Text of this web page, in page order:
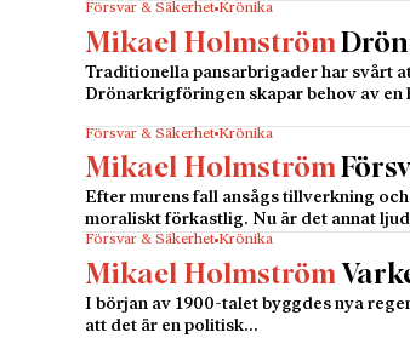
Försvar & Säkerhet Krönika
Mikael Holmström
Traditionella pansarbrigader har svårt
Drönarkrigföringen skapar behov av en
Försvar & Säkerhet Krönika
Mikael Holmström
Efter murens fall ansågs tillverkning
moraliskt förkastlig. Nu är det annat
Försvar & Säkerhet Krönika
Mikael Holmström
I början av 1900-talet byggdes nya
att det är en politisk…